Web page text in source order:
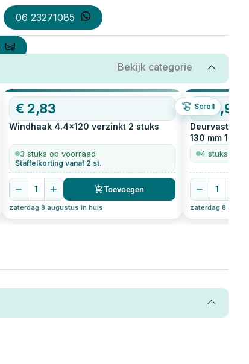
06 23271085
Bekijk categorie
Scroll
€ 2,83
Windhaak 4.4x120 verzinkt 2 stuks
3 stuks op voorraad
Staffelkorting vanaf 2 st.
1 Toevoegen
zaterdag 8 augustus in huis
€11,98
130 mm 1
4 stuks op
1
zaterdag 8